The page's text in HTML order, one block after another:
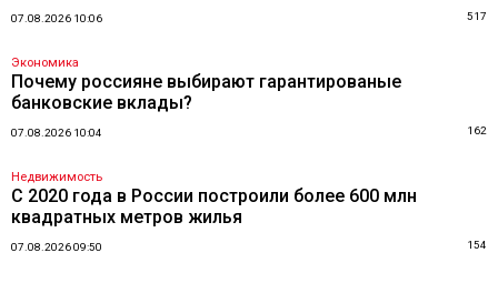
07.08.2026 10:06 517
Экономика
Почему россияне выбирают гарантированые
банковские вклады?
07.08.2026 10:04 162
Недвижимость
С 2020 года в России построили более 600 млн
квадратных метров жилья
07.08.2026 09:50 154